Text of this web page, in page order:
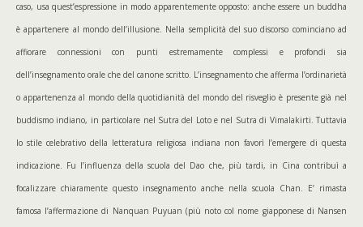
caso, usa quest’espressione in modo apparentemente opposto: anche essere un buddha
è appartenere al mondo dell’illusione. Nella semplicità del suo discorso cominciano ad
affiorare connessioni con punti estremamente complessi e profondi sia
dell’insegnamento orale che del canone scritto. L’insegnamento che afferma l’ordinarietà
o appartenenza al mondo della quotidianità del mondo del risveglio è presente già nel
buddismo indiano, in particolare nel Sutra del Loto e nel Sutra di Vimalakirti. Tuttavia
lo stile celebrativo della letteratura religiosa indiana non favorì l’emergere di questa
indicazione. Fu l’influenza della scuola del Dao che, più tardi, in Cina contribuì a
focalizzare chiaramente questo insegnamento anche nella scuola Chan. E’ rimasta
famosa l’affermazione di Nanquan Puyuan (più noto col nome giapponese di Nansen